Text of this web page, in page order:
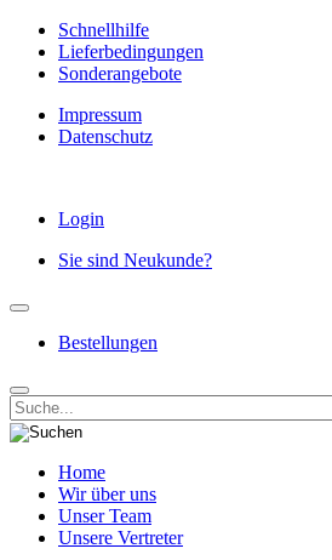
Schnellhilfe
Lieferbedingungen
Sonderangebote
Impressum
Datenschutz
Login
Sie sind Neukunde?
Bestellungen
Home
Wir über uns
Unser Team
Unsere Vertreter